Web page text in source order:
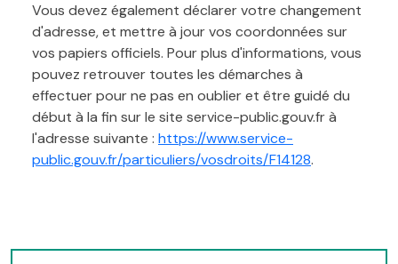
Vous devez également déclarer votre changement
d'adresse, et mettre à jour vos coordonnées sur
vos papiers officiels. Pour plus d'informations, vous
pouvez retrouver toutes les démarches à
effectuer pour ne pas en oublier et être guidé du
début à la fin sur le site service-public.gouv.fr à
l'adresse suivante : https://www.service-
public.gouv.fr/particuliers/vosdroits/F14128.